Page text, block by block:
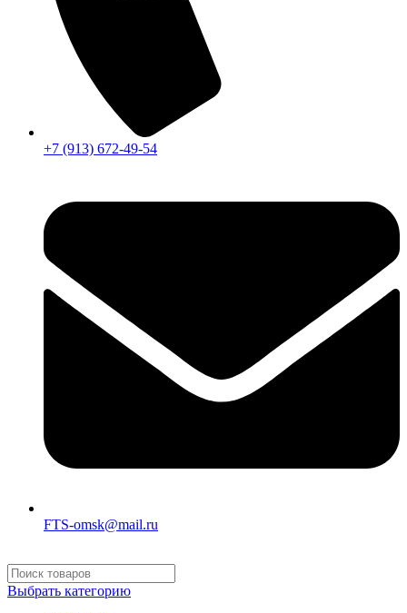
+7 (913) 672-49-54
FTS-omsk@mail.ru
Выбрать категорию